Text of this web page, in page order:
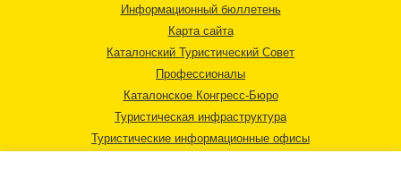
Информационный бюллетень
Карта сайта
Каталонский Туристический Совет
Профессионалы
Каталонское Конгресс-Бюро
Туристическая инфраструктура
Туристические информационные офисы